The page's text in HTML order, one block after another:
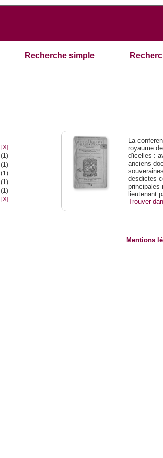
Recherche simple
[X]
(1)
(1)
(1)
(1)
(1)
[X]
La
royaume
d'icelles :
anciens
desdictes
principales
lieutenant
Trouver
Mentions